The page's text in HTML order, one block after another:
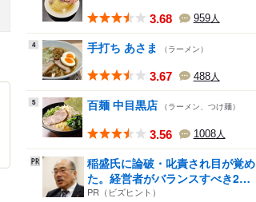
3.68 959人
4 手打ち あさま （ラーメン）
3.67 488人
5 百麺 中目黒店 （ラーメン、つけ麺）
3.56 1008人
稲盛氏に論破・叱責され目が覚め
た。経営者がバランスすべき2
つ...
PR（ビズヒント）